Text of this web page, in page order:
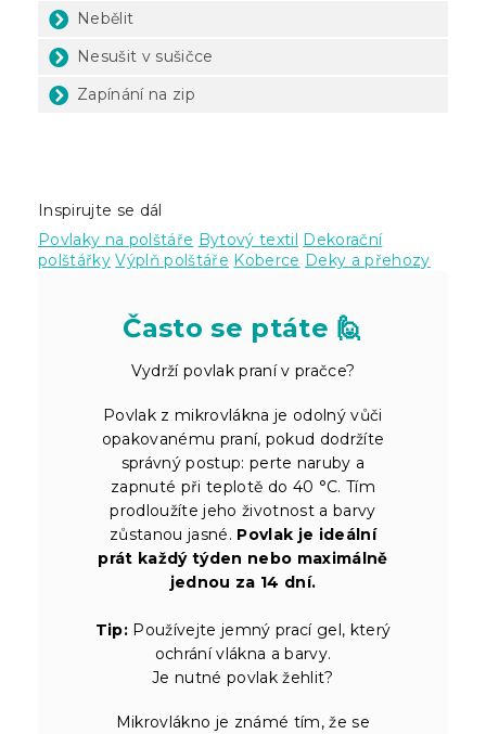
Nebělit
Nesušit v sušičce
Zapínání na zip
Inspirujte se dál
Povlaky na polštáře Bytový textil Dekorační
polštářky Výplň polštáře Koberce Deky a přehozy
Často se ptáte 🙋
Vydrží povlak praní v pračce?
Povlak z mikrovlákna je odolný vůči
opakovanému praní, pokud dodržíte
správný postup: perte naruby a
zapnuté při teplotě do 40 °C. Tím
prodloužíte jeho životnost a barvy
zůstanou jasné. Povlak je ideální
prát každý týden nebo maximálně
jednou za 14 dní.
Tip: Používejte jemný prací gel, který
ochrání vlákna a barvy.
Je nutné povlak žehlit?
Mikrovlákno je známé tím, že se